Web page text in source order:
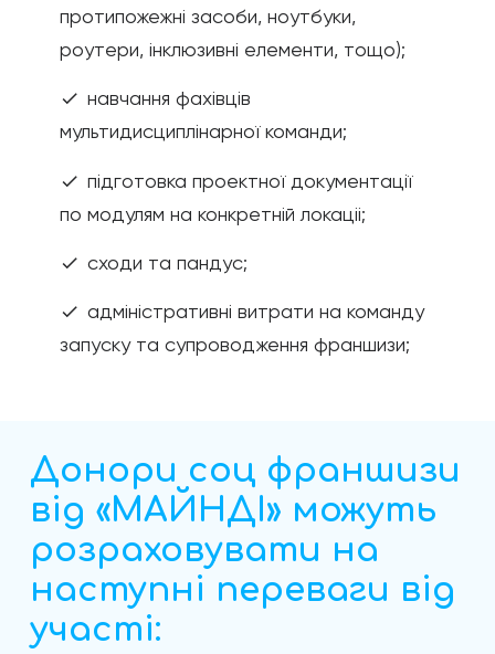
протипожежні засоби, ноутбуки,
роутери, інклюзивні елементи, тощо);
check навчання фахівців
мультидисциплінарної команди;
check підготовка проектної документації
по модулям на конкретній локаціі;
check сходи та пандус;
check адміністративні витрати на команду
запуску та супроводження франшизи;
Донори соц франшизи
від «МАЙНДІ» можуть
розраховувати на
наступні переваги від
участі: